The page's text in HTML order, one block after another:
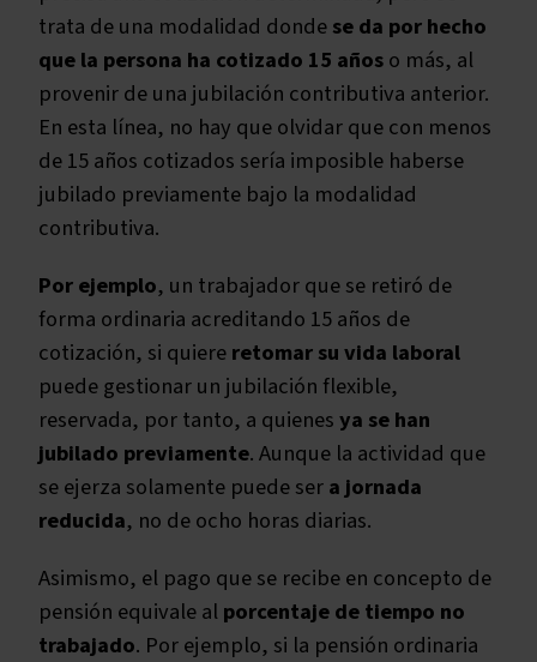
trata de una modalidad dondese da por hecho
que la persona ha cotizado 15 añoso más, al
provenir de una jubilación contributiva anterior.
En esta línea, no hay que olvidar que con menos
de 15 años cotizados sería imposible haberse
jubilado previamente bajo la modalidad
contributiva.
Por ejemplo, un trabajador que se retiró de
forma ordinaria acreditando 15 años de
cotización, si quiereretomar su vida laboral
puede gestionar un jubilación flexible,
reservada, por tanto, a quienesya se han
jubilado previamente. Aunque la actividad que
se ejerza solamente puede sera jornada
reducida, no de ocho horas diarias.
Asimismo, el pago que se recibe en concepto de
pensión equivale alporcentaje de tiempo no
trabajado. Por ejemplo, si la pensión ordinaria